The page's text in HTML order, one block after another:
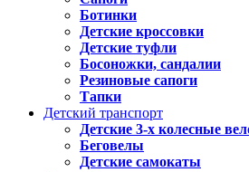
Ботинки
Детские кроссовки
Детские туфли
Босоножки, сандалии
Резиновые сапоги
Тапки
Детский транспорт
Детские 3-х колесные
Беговелы
Детские самокаты